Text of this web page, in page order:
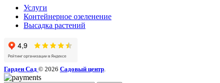
Услуги
Контейнерное озеленение
Высадка растений
Гарден Сад © 2026 Садовый центр.